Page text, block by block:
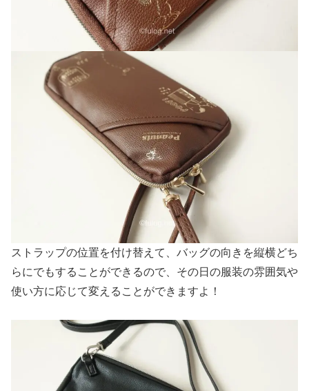
ストラップの位置を付け替えて、バッグの向きを縦横どち
らにでもすることができるので、その日の服装の雰囲気や
使い方に応じて変えることができますよ！